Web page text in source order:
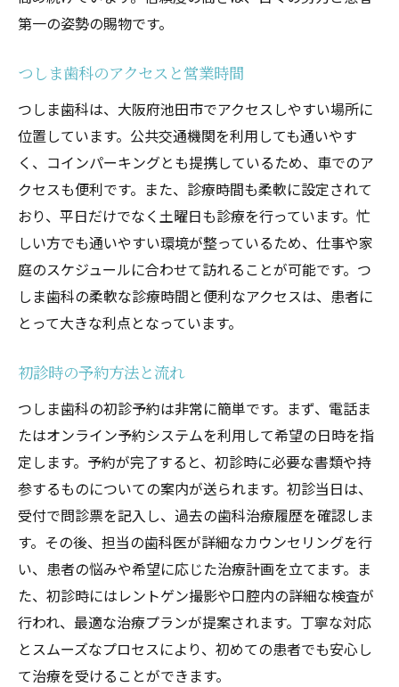
地域密着型歯医者池田市つしま歯科の予防から
予防歯科の重要性
定期健診とメンテナンス
家庭でできる予防法
地域イベントでの健康教育
虫歯や歯周病の予防
予防から治療までの一貫サポート
つしま歯科の経験豊富なスタッフが提供する安
心の歯科医療池田市
プロフェッショナルなスタッフ紹介
患者対応の質を高めるために
経験と知識に裏打ちされた治療
患者の声を大切にする姿勢
安心のサポート体制
初めてでも安心池田市のつしま歯科が選ばれる
理由と治療法
初診の流れと注意点
初心者でも安心の治療体制
つしま歯科の治療メニュー
患者の声から見る安心感
初めての方へのメッセージ
第一の姿勢の賜物です。
つしま歯科のアクセスと営業時間
つしま歯科は、大阪府池田市でアクセスしやすい場所に
位置しています。公共交通機関を利用しても通いやす
く、コインパーキングとも提携しているため、車でのア
クセスも便利です。また、診療時間も柔軟に設定されて
おり、平日だけでなく土曜日も診療を行っています。忙
しい方でも通いやすい環境が整っているため、仕事や家
庭のスケジュールに合わせて訪れることが可能です。つ
しま歯科の柔軟な診療時間と便利なアクセスは、患者に
とって大きな利点となっています。
初診時の予約方法と流れ
つしま歯科の初診予約は非常に簡単です。まず、電話ま
たはオンライン予約システムを利用して希望の日時を指
定します。予約が完了すると、初診時に必要な書類や持
参するものについての案内が送られます。初診当日は、
受付で問診票を記入し、過去の歯科治療履歴を確認しま
す。その後、担当の歯科医が詳細なカウンセリングを行
い、患者の悩みや希望に応じた治療計画を立てます。ま
た、初診時にはレントゲン撮影や口腔内の詳細な検査が
行われ、最適な治療プランが提案されます。丁寧な対応
とスムーズなプロセスにより、初めての患者でも安心し
て治療を受けることができます。